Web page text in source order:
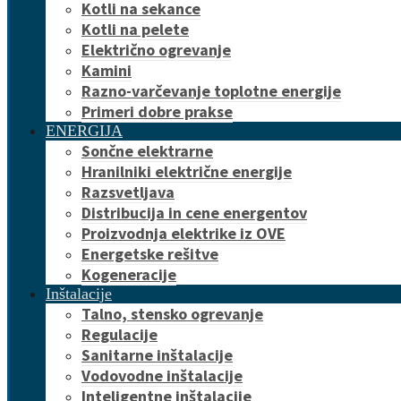
Kotli na sekance
Kotli na pelete
Električno ogrevanje
Kamini
Razno-varčevanje toplotne energije
Primeri dobre prakse
ENERGIJA
Sončne elektrarne
Hranilniki električne energije
Razsvetljava
Distribucija in cene energentov
Proizvodnja elektrike iz OVE
Energetske rešitve
Kogeneracije
Inštalacije
Talno, stensko ogrevanje
Regulacije
Sanitarne inštalacije
Vodovodne inštalacije
Inteligentne inštalacije